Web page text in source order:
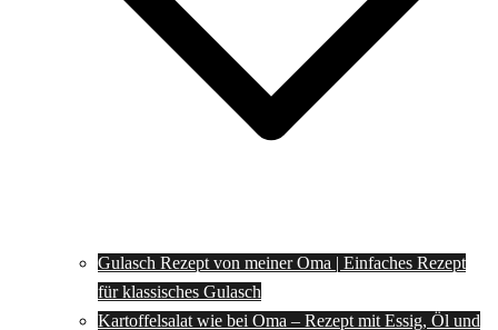
Gulasch Rezept von meiner Oma | Einfaches Rezept
für klassisches Gulasch
Kartoffelsalat wie bei Oma – Rezept mit Essig, Öl und